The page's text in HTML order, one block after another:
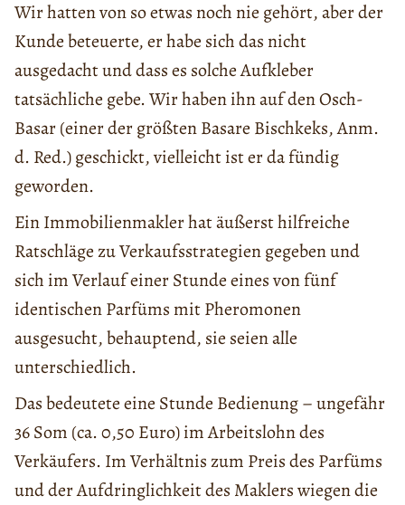
Wir hatten von so etwas noch nie gehört, aber der
Kunde beteuerte, er habe sich das nicht
ausgedacht und dass es solche Aufkleber
tatsächliche gebe. Wir haben ihn auf den Osch-
Basar (einer der größten Basare Bischkeks, Anm.
d. Red.) geschickt, vielleicht ist er da fündig
geworden.
Ein Immobilienmakler hat äußerst hilfreiche
Ratschläge zu Verkaufsstrategien gegeben und
sich im Verlauf einer Stunde eines von fünf
identischen Parfüms mit Pheromonen
ausgesucht, behauptend, sie seien alle
unterschiedlich.
Das bedeutete eine Stunde Bedienung – ungefähr
36 Som (ca. 0,50 Euro) im Arbeitslohn des
Verkäufers. Im Verhältnis zum Preis des Parfüms
und der Aufdringlichkeit des Maklers wiegen die